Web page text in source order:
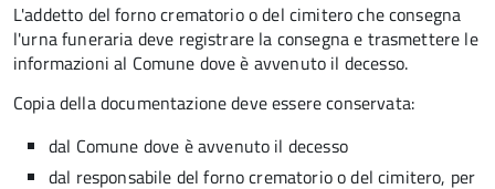
L'addetto del forno crematorio o del cimitero che consegna
l'urna funeraria deve registrare la consegna e trasmettere le
informazioni al Comune dove è avvenuto il decesso.
Copia della documentazione deve essere conservata:
dal Comune dove è avvenuto il decesso
dal responsabile del forno crematorio o del cimitero, per